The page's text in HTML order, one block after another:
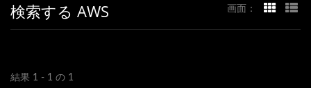
検索する AWS 画面：
結果 1 - 1 の 1